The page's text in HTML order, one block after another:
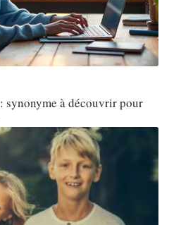
synonyme à découvrir pour